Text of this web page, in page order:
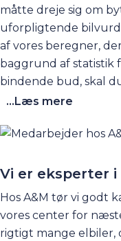
måtte dreje sig om
uforpligtende
af vores beregner,
baggrund af statistik
bindende bud, skal
Greve, så
sin bil - uanset, om du
...Læs mere
Vi er eksperter i
Hos A&M tør vi godt
vores center for
rigtigt mange elbiler,